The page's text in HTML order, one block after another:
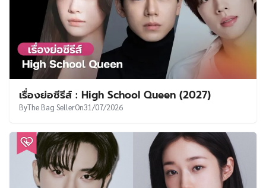
เรื่องย่อซีรีส์ : High School Queen (2027)
ByThe Bag SellerOn31/07/2026